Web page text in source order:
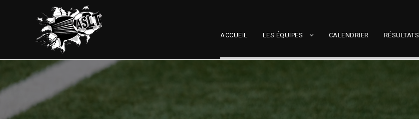
ACCUEIL LES ÉQUIPES CALENDRIER RÉSULTATS